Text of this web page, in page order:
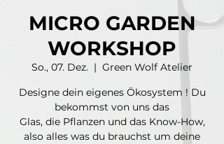
MICRO GARDEN
WORKSHOP
So., 07. Dez.
  |
Green Wolf Atelier
Designe dein eigenes Ökosystem ! Du
bekommst von uns das
Glas, die Pflanzen und das Know-How,
also alles was du brauchst um deine